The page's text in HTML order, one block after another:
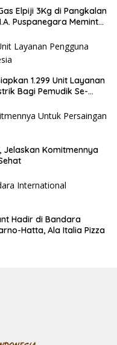
Elpiji 3Kg di Pangkalan
Puspanegara Meminta
1.299 Unit Layanan
Bagi Pemudik Se-
Jelaskan Komitmennya
Hadir di Bandara
Hatta, Ala Italia Pizza